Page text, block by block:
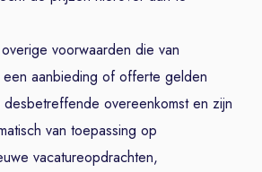
voorwaarden die van
aanbieding of offerte gelden
overeenkomst en zijn
van toepassing op
vacatureopdrachten,